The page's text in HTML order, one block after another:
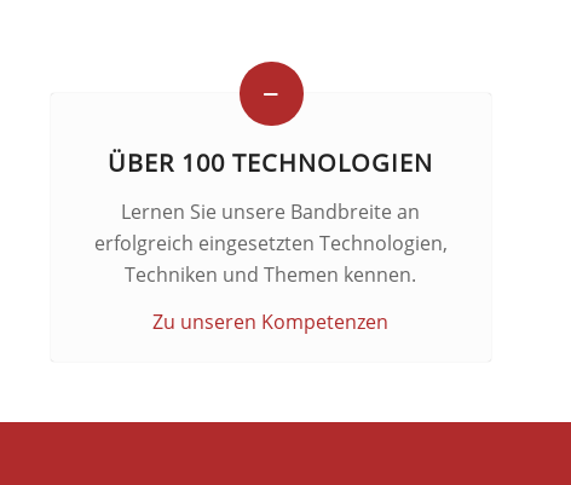
ÜBER 100 TECHNOLOGIEN
Lernen Sie unsere Bandbreite an
erfolgreich eingesetzten Technologien,
Techniken und Themen kennen.
Zu unseren Kompetenzen